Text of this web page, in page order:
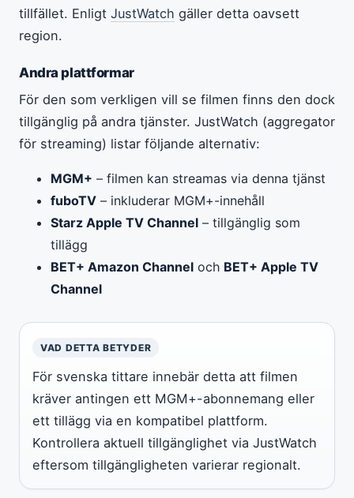
tillfället. Enligt JustWatch gäller detta oavsett
region.
Andra plattformar
För den som verkligen vill se filmen finns den dock
tillgänglig på andra tjänster. JustWatch (aggregator
för streaming) listar följande alternativ:
MGM+ – filmen kan streamas via denna tjänst
fuboTV – inkluderar MGM+-innehåll
Starz Apple TV Channel – tillgänglig som
tillägg
BET+ Amazon Channel och BET+ Apple TV
Channel
VAD DETTA BETYDER
För svenska tittare innebär detta att filmen
kräver antingen ett MGM+-abonnemang eller
ett tillägg via en kompatibel plattform.
Kontrollera aktuell tillgänglighet via JustWatch
eftersom tillgängligheten varierar regionalt.